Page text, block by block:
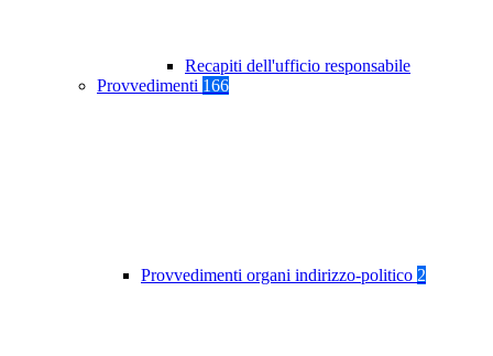
Recapiti dell'ufficio responsabile
Provvedimenti 166
Provvedimenti organi indirizzo-politico 2